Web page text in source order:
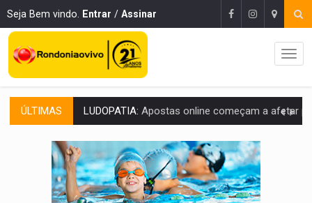
Seja Bem vindo. Entrar / Assinar
ÚLTIMAS REFLORESTAMENTO: Plantar árvores não será mais suficiente para
OVNIS NA LUA:Cientistas alertam para possível base secreta no satélite
ACABOU COM PEUGEOT:Incêndio destrói carro que era rebocado para oficina
VÍDEO:Ladrão é filmado furtando moto na frente do bar